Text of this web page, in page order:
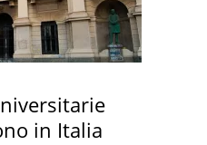
in Italia